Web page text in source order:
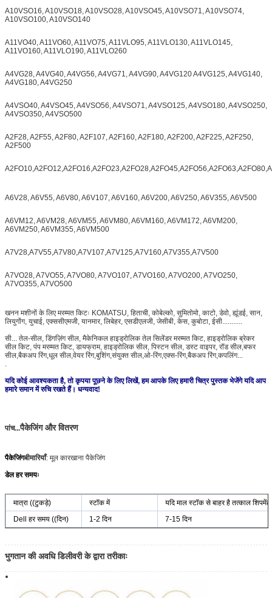
A10VSO16, A10VSO18, A10VSO28, A10VSO45, A10VSO71, A10VSO74,
A10VSO100, A10VSO140
A11VO40, A11VO60, A11VO75, A11VLO95, A11VLO130, A11VLO145,
A11VO160, A11VLO190, A11VLO260
A4VG28, A4VG40, A4VG56, A4VG71, A4VG90, A4VG120 A4VG125, A4VG140,
A4VG180, A4VG250
A4VSO40, A4VSO45, A4VSO56, A4VSO71, A4VSO125, A4VSO180, A4VSO250,
A4VSO350, A4VSO500
A2F28, A2F55, A2F80, A2F107, A2F160, A2F180, A2F200, A2F225, A2F250,
A2F500
A6V28, A6V55, A6V80, A6V107, A6V160, A6V200, A6V250, A6V355, A6V500
A6VM12, A6VM28, A6VM55, A6VM80, A6VM160, A6VM172, A6VM200,
A6VM250, A6VM355, A6VM500
A7V28,A7V55,A7V80,A7V107,A7V125,A7V160,A7V355,A7V500
A7VO28, A7VO55, A7VO80, A7VO107, A7VO160, A7VO200, A7VO250,
A7VO355, A7VO500
खनन मशीनों के लिए मरम्मत किटः KOMATSU, हिताची, कोबेल्को, सुमितोमो, काटो, डेवो, ह्यूंडई, सान,
लियुगोंग, युचाई, एक्ससीएमजी, यानमार, लिबेहर, एसडीएलजी, जेसीबी, केस, कुबोटा, ईसी...........
सी... तेल-सील, डिंगज़िंग सील, मैकेनिकल हाइड्रोलिक तेल सिलेंडर मरम्मत किट, हाइड्रोलिक ब्रेकर
सील किट, पंप मरम्मत किट, डायफ्राम, हाइड्रोलिक सील, पिस्टन सील, डस्ट वाइपर, रॉड सील,बफर
सील,बैकअप रिंग,धूल सील,वेयर रिंग,बुशिंग,संयुक्त सील,ओ-रिंग,एक्स-रिंग,बैकअप रिंग,कपलिंग...
.
यदि कोई आवश्यकता है, तो कृपया पूछने के लिए लिखें, हम आपके लिए हमारी चित्र पुस्तक भेजेंगे यदि आप
हमारे समान में रुचि रखते हैं। धन्यवाद!
पांच...पैकेजिंग और वितरण
पैकेजिंगबीमारियाँ: मूल कारखाना पैकेजिंग
डेल हर समयः
मात्रा ((टुकड़े) स्टॉक में
यदि माल स्टॉक से बाहर है तत्काल शिपमेंट
Dell हर समय ((दिन)
1-2 दिन 7-15 दिन
भुगतान की अवधि डिलीवरी के द्वारा तरीकाः